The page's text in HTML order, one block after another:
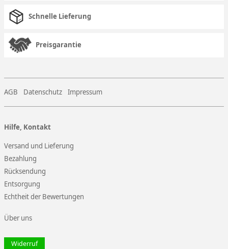
Schnelle Lieferung
Preisgarantie
AGB Datenschutz Impressum
Hilfe, Kontakt
Versand und Lieferung
Bezahlung
Rücksendung
Entsorgung
Echtheit der Bewertungen
Über uns
Widerruf